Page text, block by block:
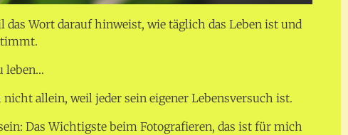
das Wort darauf hinweist, wie täglich das Leben ist und
leben…
allein, weil jeder sein eigener Lebensversuch ist.
Das Wichtigste beim Fotografieren, das ist für mich